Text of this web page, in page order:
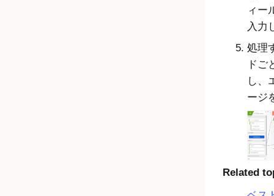
ィー
入力
処理
ドご
し、
ージ
Related